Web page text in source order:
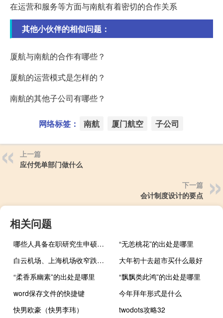
在运营和服务等方面与南航有着密切的合作关系
其他小伙伴的相似问题：
厦航与南航的合作有哪些？
厦航的运营模式是怎样的？
南航的其他子公司有哪些？
网络标签： 南航 厦门航空 子公司
上一篇
应付凭单部门做什么
下一篇
会计制度设计的要点
相关问题
哪些人具备在职研究生申硕资格
“无恙桃花”的出处是哪里
白云机场、上海机场收窄跌幅至5此前公司公告称将与中免重签免税协议内容不属实
大年初十去超市买什么最好
“柔香系幽素”的出处是哪里
“飘飘类此鸿”的出处是哪里
word保存文件的快捷键
今年拜年形式是什么
快男欧豪（快男李玮）
twodots攻略32